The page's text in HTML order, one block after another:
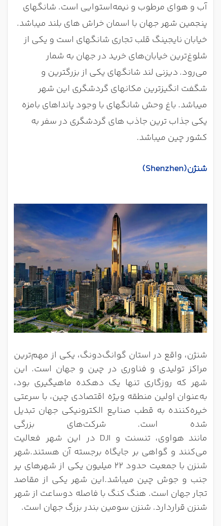
آب و هوای مرطوب و نیمه‌استوایی است. شانگهای
پنجمین شهر جهان با اسمان خراش های بلند میباشد.
خیابان نایجینگ قلب تجاری شانگهای است و یکی از
شلوغ‌ترین خیابان‌های خرید در جهان به شمار
می‌رود.دیزنی لند شانگهای یکی از بزرگترین و
شگفت انگیزترین مکانهای گردشگری این شهر
میباشد. باغ وحش شانگهای با وجود پانداهای بامزه
یکی جذاب ترین جاذب های گردشگری در سفر به
کشور چین میباشد.
شنژن(Shenzhen)
شنژن، واقع دراستان گوانگ‌دونگ، یکی از مهم‌ترین
مراکز تولیدی و فناوری در چین و جهان است. این
شهر که روزگاری تنها یک دهکده ماهیگیری بود،
به‌عنوان اولین منطقه ویژه اقتصادی چین، با سرعتی
خیره‌کننده به قطب صنایع الکترونیکی جهان تبدیل
شده است. شرکت‌های بزرگی
مانند هواوی، تنسنت و DJI در این شهر فعالیت
می‌کنند و گواهی بر جایگاه برجسته آن هستند.شهر
شنزن با جمعیت حدود 22 میلیون یکی از شهرهای پر
جنب و جوش چین میباشد.این شهر یکی از مقاصد
تجار جهان است. هنگ کنگ با فاصله دوساعت از شهر
شنزن قراردارد. شنزن سومین بندر بزرگ جهان است.